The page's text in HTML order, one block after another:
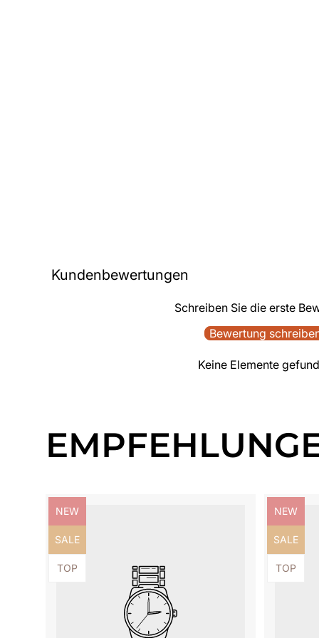
Kundenbewertungen
Schreiben Sie die erste
Bewertung
Keine Elemente
Produktbezeichnung:
NEW
Produktbezeichnung:
SALE
Produktbezeichnung:
TOP
NEW
SALE
TOP